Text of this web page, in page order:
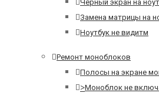
Чёрный экран на
Замена матрицы на
Ноутбук не видитм
Ремонт моноблоков
Полосы на экране
>Моноблок не